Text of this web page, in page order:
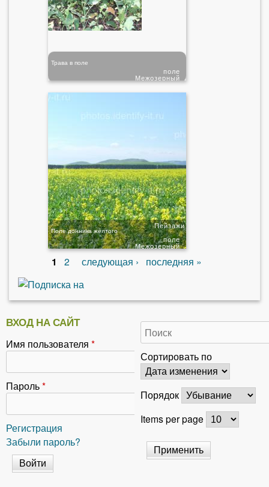
Трава в поле
Межозерный
поле
Поле донника жёлтого
Пейзажи
Межозерный
поле
1 2 следующая › последняя »
ВХОД НА САЙТ
Имя пользователя *
Пароль*
Регистрация
Забыли пароль?
Сортировать по
Порядок
Items per page